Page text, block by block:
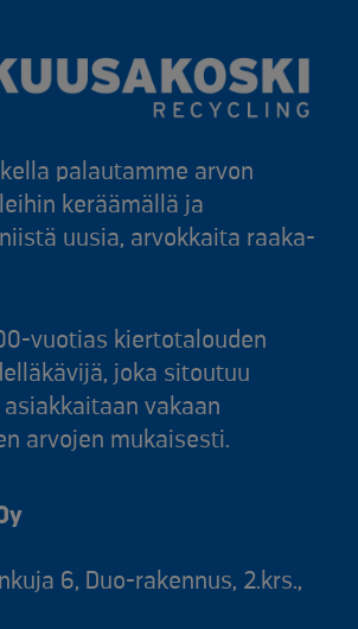
palautamme arvon
keräämällä ja
uusia, arvokkaita raaka-
vuotias kiertotalouden
joka sitoutuu
vakaan
arvojen mukaisesti.
6, Duo-rakennus, 2.krs.,